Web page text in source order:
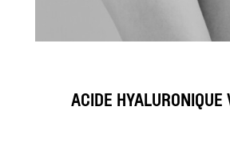
ACIDE HYALURONIQUE